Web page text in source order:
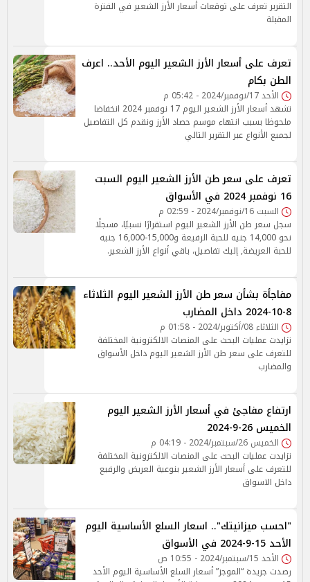
التقرير تعرف على توقعات أسعار الأرز الشعير في الفترة
المقبلة
تعرف على أسعار الأرز الشعير اليوم الأحد.. اعرف
الطن بكام
الأحد 17/نوفمبر/2024 - 05:42 م
تشهد أسعار الأرز الشعير اليوم 17 نوفمبر 2024 انخفاضا
ملحوظا بسبب انتهاء موسم حصاد الأرز ونقدم كل التفاصيل
لجميع الأنواع عبر التقرير التالي
تعرف على سعر طن الأرز الشعير اليوم السبت
16 نوفمبر 2024 في الأسواق
السبت 16/نوفمبر/2024 - 02:59 م
سجل سعر طن الأرز الشعير اليوم استقرارًا نسبيًا، مسجلًا
نحو 14,000 جنيه للحبة الرفيعة و15,000-16,000 جنيه
للحبة العريضة, إليك تفاصيل، باقي أنواع الأرز الشعير.
مفاجأة بشأن سعر طن الأرز الشعير اليوم الثلاثاء
8-10-2024 داخل المضارب
الثلاثاء 08/أكتوبر/2024 - 01:58 م
تزايدت عمليات البحث على المنصات الالكترونية المختلفة
للتعرف على سعر طن الأرز الشعير اليوم داخل الأسواق
والمضارب
ارتفاع مفاجئ في أسعار الأرز الشعير اليوم
الخميس 26-9-2024
الخميس 26/سبتمبر/2024 - 04:19 م
تزايدت عمليات البحث على المنصات الالكترونية المختلفة
للتعرف على أسعار الأرز الشعير بنوعية العريض والرفيع
داخل الاسواق
"احسب ميزانيتك".. اسعار السلع الأساسية اليوم
الأحد 15-9-2024 في الأسواق
الأحد 15/سبتمبر/2024 - 10:55 ص
رصدت جريدة “الموجز” أسعار السلع الأساسية اليوم الأحد